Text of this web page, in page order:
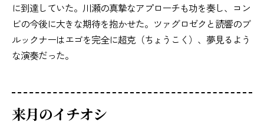
に到達していた。川瀬の真摯なアプローチも功を奏し、コン
ビの今後に大きな期待を抱かせた。ツァグロゼクと読響のブ
ルックナーはエゴを完全に超克（ちょうこく）、夢見るよう
な演奏だった。
来月のイチオシ